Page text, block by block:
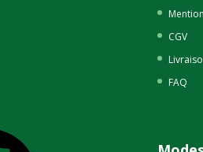
CGV
FAQ